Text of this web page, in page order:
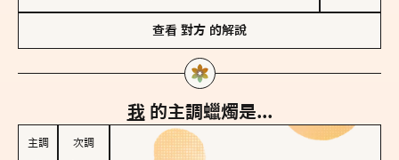
查看 對方 的解說
我 的主調蠟燭是...
主調 次調